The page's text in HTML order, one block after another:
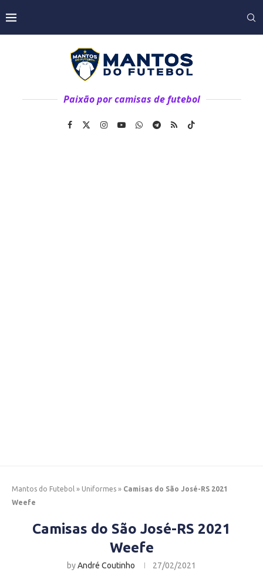
Paixão por camisas de futebol
Mantos do Futebol » Uniformes » Camisas do São José-RS 2021
Weefe
Camisas do São José-RS 2021
Weefe
byAndré Coutinho 27/02/2021